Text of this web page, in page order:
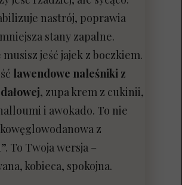
nastrój, poprawia
stany zapalne.
jeść jajek z boczkiem.
lawendowe naleśniki z
, zupa krem z cukinii,
i awokado. To nie
z
To Twoja wersja –
kobieca, spokojna.